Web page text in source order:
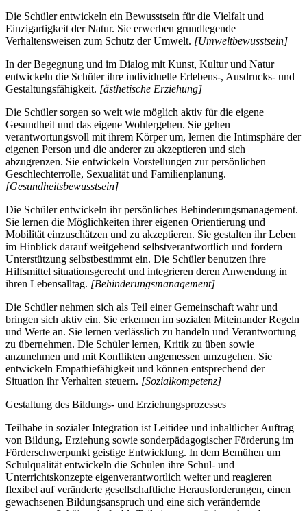
Die Schüler entwickeln ein Bewusstsein für die Vielfalt und
Einzigartigkeit der Natur. Sie erwerben grundlegende
Verhaltensweisen zum Schutz der Umwelt. [Umweltbewusstsein]
In der Begegnung und im Dialog mit Kunst, Kultur und Natur
entwickeln die Schüler ihre individuelle Erlebens-, Ausdrucks- und
Gestaltungsfähigkeit. [ästhetische Erziehung]
Die Schüler sorgen so weit wie möglich aktiv für die eigene
Gesundheit und das eigene Wohlergehen. Sie gehen
verantwortungsvoll mit ihrem Körper um, lernen die Intimsphäre der
eigenen Person und die anderer zu akzeptieren und sich
abzugrenzen. Sie entwickeln Vorstellungen zur persönlichen
Geschlechterrolle, Sexualität und Familienplanung.
[Gesundheitsbewusstsein]
Die Schüler entwickeln ihr persönliches Behinderungsmanagement.
Sie lernen die Möglichkeiten ihrer eigenen Orientierung und
Mobilität einzuschätzen und zu akzeptieren. Sie gestalten ihr Leben
im Hinblick darauf weitgehend selbstverantwortlich und fordern
Unterstützung selbstbestimmt ein. Die Schüler benutzen ihre
Hilfsmittel situationsgerecht und integrieren deren Anwendung in
ihren Lebensalltag. [Behinderungsmanagement]
Die Schüler nehmen sich als Teil einer Gemeinschaft wahr und
bringen sich aktiv ein. Sie erkennen im sozialen Miteinander Regeln
und Werte an. Sie lernen verlässlich zu handeln und Verantwortung
zu übernehmen. Die Schüler lernen, Kritik zu üben sowie
anzunehmen und mit Konflikten angemessen umzugehen. Sie
entwickeln Empathiefähigkeit und können entsprechend der
Situation ihr Verhalten steuern. [Sozialkompetenz]
Gestaltung des Bildungs- und Erziehungsprozesses
Teilhabe in sozialer Integration ist Leitidee und inhaltlicher Auftrag
von Bildung, Erziehung sowie sonderpädagogischer Förderung im
Förderschwerpunkt geistige Entwicklung. In dem Bemühen um
Schulqualität entwickeln die Schulen ihre Schul- und
Unterrichtskonzepte eigenverantwortlich weiter und reagieren
flexibel auf veränderte gesellschaftliche Herausforderungen, einen
gewachsenen Bildungsanspruch und eine sich verändernde